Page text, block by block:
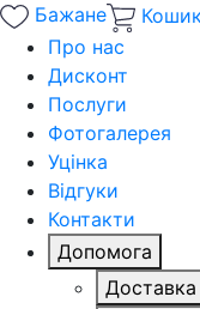
Бажане
Кошик
Про нас
Дисконт
Послуги
Фотогалерея
Уцінка
Відгуки
Контакти
Допомога
Доставка